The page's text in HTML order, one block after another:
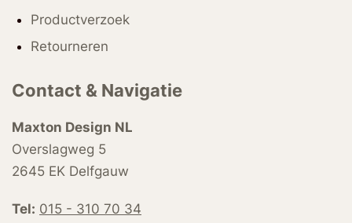
Productverzoek
Retourneren
Contact & Navigatie
Maxton Design NL
Overslagweg 5
2645 EK Delfgauw
Tel: 015 - 310 70 34